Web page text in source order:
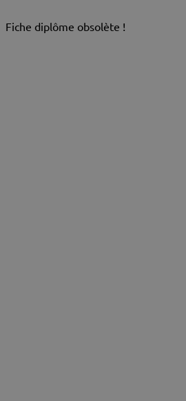
Fiche diplôme obsolète !